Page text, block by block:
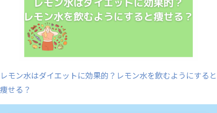
レモン水はダイエットに効果的？レモン水を飲むようにすると
痩せる？